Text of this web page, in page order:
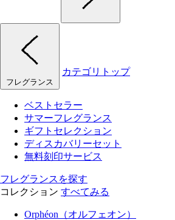
フレグランス
カテゴリトップ
ベストセラー
サマーフレグランス
ギフトセレクション
ディスカバリーセット
無料刻印サービス
フレグランスを探す
コレクション すべてみる
Orphéon（オルフェオン）